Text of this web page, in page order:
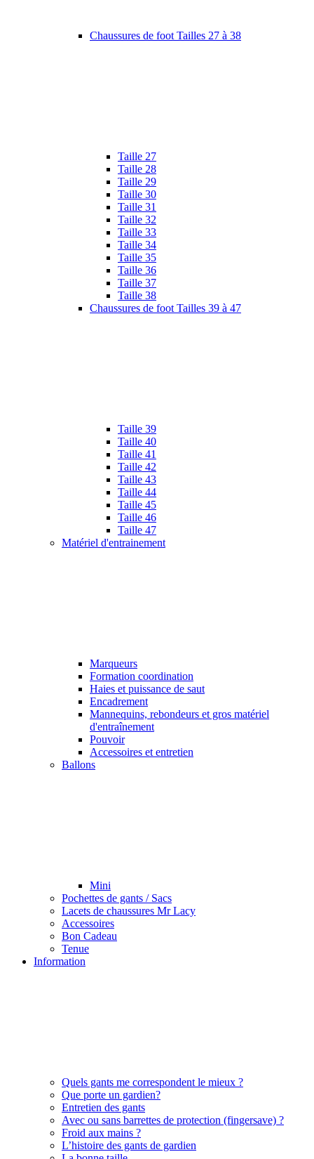
Chaussures de foot Tailles 27 à 38
Taille 27
Taille 28
Taille 29
Taille 30
Taille 31
Taille 32
Taille 33
Taille 34
Taille 35
Taille 36
Taille 37
Taille 38
Chaussures de foot Tailles 39 à 47
Taille 39
Taille 40
Taille 41
Taille 42
Taille 43
Taille 44
Taille 45
Taille 46
Taille 47
Matériel d'entrainement
Marqueurs
Formation coordination
Haies et puissance de saut
Encadrement
Mannequins, rebondeurs et gros matériel
d'entraînement
Pouvoir
Accessoires et entretien
Ballons
Mini
Pochettes de gants / Sacs
Lacets de chaussures Mr Lacy
Accessoires
Bon Cadeau
Tenue
Information
Quels gants me correspondent le mieux ?
Que porte un gardien?
Entretien des gants
Avec ou sans barrettes de protection (fingersave) ?
Froid aux mains ?
L’histoire des gants de gardien